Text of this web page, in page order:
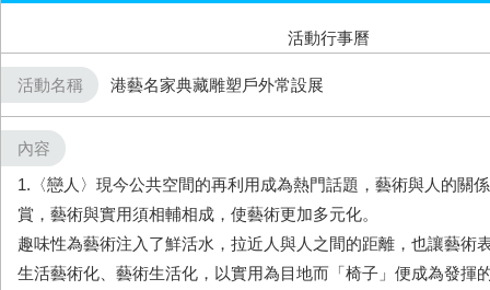
活動行事曆
活動名稱 港藝名家典藏雕塑戶外常設展
內容
1.〈戀人〉現今公共空間的再利用成為熱門話題，藝術與人的關
賞，藝術與實用須相輔相成，使藝術更加多元化。
趣味性為藝術注入了鮮活水，拉近人與人之間的距離，也讓藝術
生活藝術化、藝術生活化，以實用為目地而「椅子」便成為發揮